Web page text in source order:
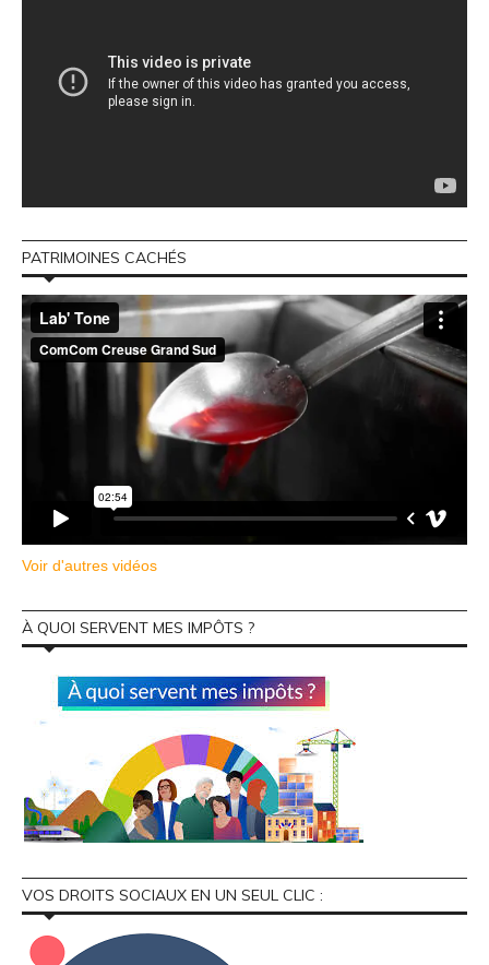
PATRIMOINES CACHÉS
Voir d'autres vidéos
À QUOI SERVENT MES IMPÔTS ?
VOS DROITS SOCIAUX EN UN SEUL CLIC :